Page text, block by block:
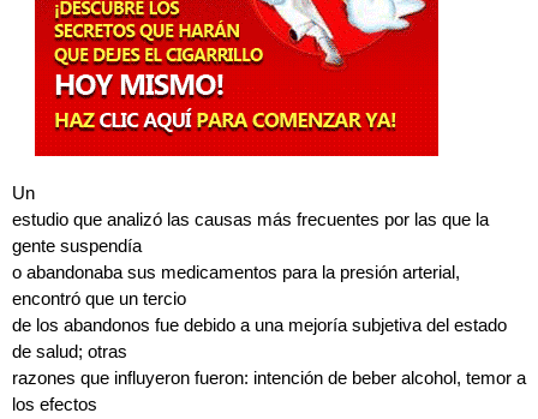
Un
estudio que analizó las causas más frecuentes por las que la
gente suspendía
o abandonaba sus medicamentos para la presión arterial,
encontró que un tercio
de los abandonos fue debido a una mejoría subjetiva del estado
de salud; otras
razones que influyeron fueron: intención de beber alcohol, temor a
los efectos